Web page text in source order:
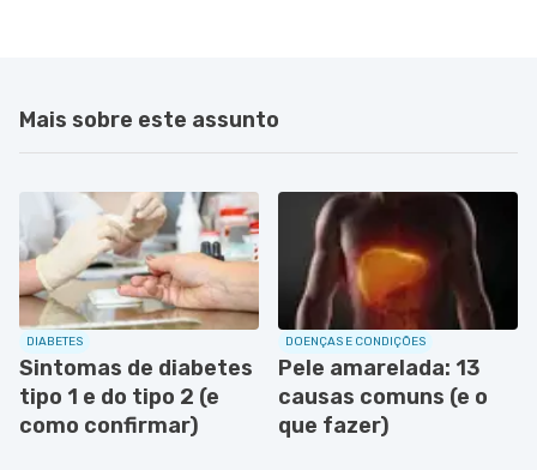
Mais sobre este assunto
DIABETES
Sintomas de diabetes
tipo 1 e do tipo 2 (e
como confirmar)
DOENÇAS E CONDIÇÕES
Pele amarelada: 13
causas comuns (e o
que fazer)